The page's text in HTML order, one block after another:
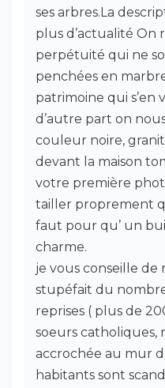
ses arbres.La
plus d’actualité On
perpétuité qui ne
penchées en
patrimoine qui s’en
d’autre part on
couleur noire,
devant la maison
votre première
tailler proprement
faut pour qu’ un
charme.
je vous conseille de
stupéfait du
reprises ( plus de
soeurs catholiques,
accrochée au mur
habitants sont